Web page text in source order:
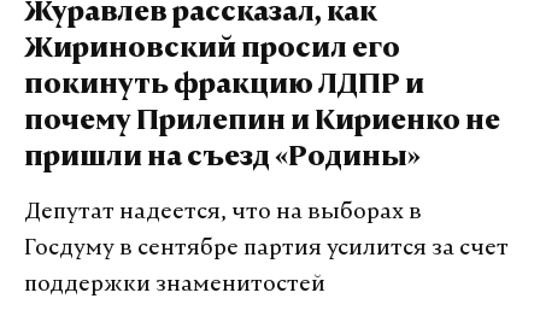
Вряд ли саммит «Группы двадцати» принесет
России огромную пользу, говорит первый
замглавы комитета Госдумы по международным
делам Алексей Чепа.
нам не приходится, это точно. И не думаю, что мы
вынесем огромную пользу для себя, участвуя в
этом мероприятии», — сообщил Daily Storm
Журавлев рассказал, как
Жириновский просил его
покинуть фракцию ЛДПР и
почему Прилепин и Кириенко не
пришли на съезд «Родины»
Депутат надеется, что на выборах в
Госдуму в сентябре партия усилится за счет
поддержки знаменитостей